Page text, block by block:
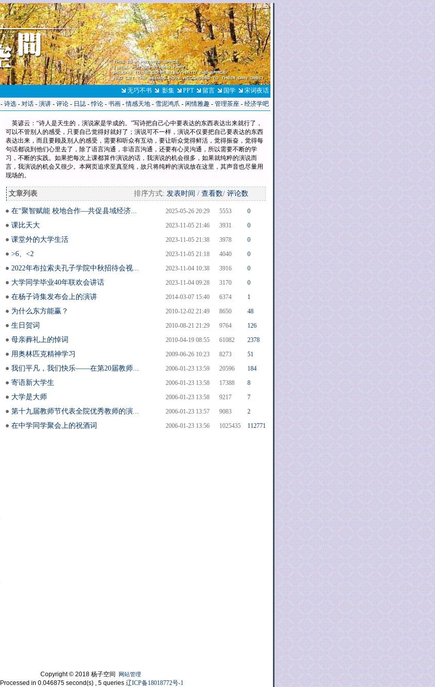
无巧不书 影集 PPT 留言 国学
宋词夜话
- 诗选 - 对话 - 演讲 - 评论 - 日誌 -悖论 - 书画 -情感天地 - 雪泥鸿爪 - 闲情雅趣 - 管理茶座 - 经济学吧
英谚云：“诗人是天生的，演说家是学成的。”写诗把自己心中要表达的东西表达出来就行了，
可以不管别人的感受，只要自己觉得好就好了；演说可不一样，演说不仅要把自己要表达的东西
表达出来，而且要顾及别人的感受，需要和听众有互动，要让听众觉得鲜活，觉得振奋，觉得每
句话都说到他们心里去了，除了语言沟通，非语言沟通，还要有心灵沟通，所以需要不断的学
习，不断的实践。如果把每次上课都算作演说的话，我演说的机会很多，如果就纯粹的演说而
言，我演说的机会又很少。本网页追求至真至纯，故只将纯粹的演说放在这里，其声音也尽量用
现场的。
文章列表 排序方式: 发表时间 / 查看数/ 评论数
● 在“聚智赋能 校地合作—共促县域经济... 2025-05-26 20:29 5553 0
● 课比天大 2023-11-05 21:46 3931 0
● 课堂外的大学生活 2023-11-05 21:38 3978 0
● >6、<2 2023-11-05 21:18 4040 0
● 2022年布拉索夫孔子学院中秋招待会视... 2023-11-04 10:38 3916 0
● 大学同学毕业40年联欢会讲话 2023-11-04 09:28 3170 0
● 在杨子诗集发布会上的演讲 2014-03-07 15:40 6374 1
● 为什么东方能赢？ 2010-12-02 21:49 8650 48
● 生日贺词 2010-08-21 21:29 9764 126
● 母亲葬礼上的悼词 2010-04-19 08:55 61082 2378
● 用奥林匹克精神学习 2009-06-26 10:23 8273 51
● 我们平凡，我们快乐――在第20届教师... 2006-01-23 13:59 20596 184
● 寄语新大学生 2006-01-23 13:58 17388 8
● 大学是大师 2006-01-23 13:58 9217 7
● 第十九届教师节代表全院优秀教师的演... 2006-01-23 13:57 9083 2
● 在中学同学聚会上的祝酒词 2006-01-23 13:56 1025435 112771
Copyright © 2018 杨子空间 网站管理
Processed in 0.046875 second(s) , 5 queries 辽ICP备18018772号-1